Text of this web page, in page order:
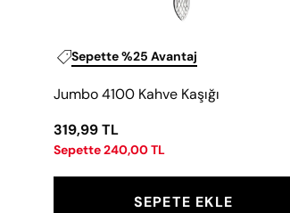
Sepette %25 Avantaj
Jumbo 4100 Kahve Kaşığı
319,99 TL
Sepette 240,00 TL
SEPETE EKLE